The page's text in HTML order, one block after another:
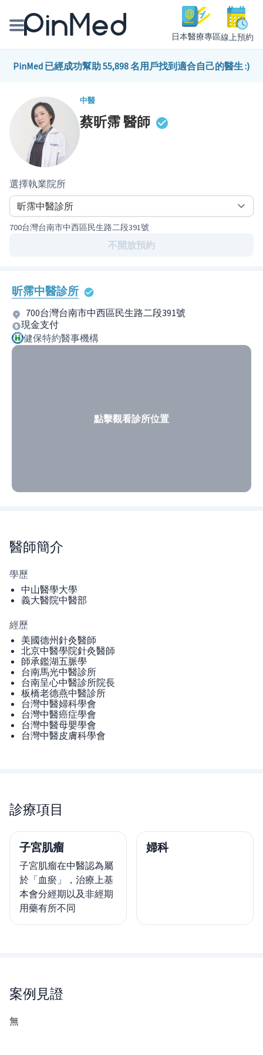
日本醫療專區線上預約
線上預約醫師、院所
健康主題館
PinMed 已經成功幫助 55,898 名用戶找到適合自己的醫生 :)
中醫
蔡昕霈醫師
選擇執業院所
700台灣台南市中西區民生路二段391號
不開放預約
昕霈中醫診所
700台灣台南市中西區民生路二段391號
現金支付
健保特約醫事機構
點擊觀看診所位置
醫師簡介
學歷
中山醫學大學
義大醫院中醫部
經歷
美國德州針灸醫師
北京中醫學院針灸醫師
師承鑑湖五脈學
台南馬光中醫診所
台南呈心中醫診所院長
板橋老德燕中醫診所
台灣中醫婦科學會
台灣中醫癌症學會
台灣中醫母嬰學會
台灣中醫皮膚科學會
診療項目
子宮肌瘤
子宮肌瘤在中醫認為屬
於「血瘀」，治療上基
本會分經期以及非經期
用藥有所不同
婦科
案例見證
無